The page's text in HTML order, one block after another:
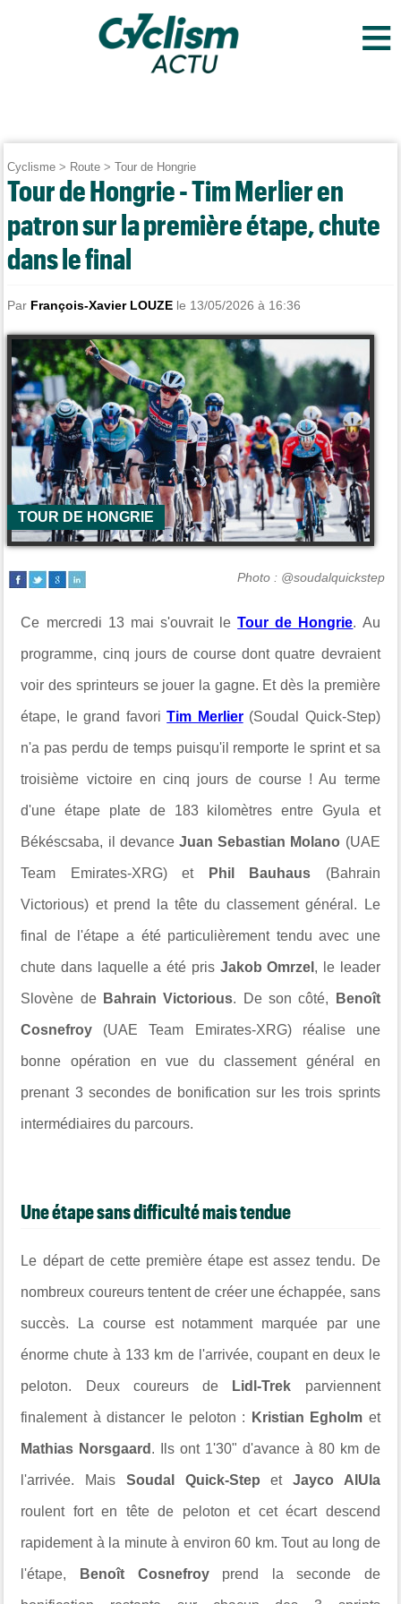
≡
Cyclisme > Route >Tour de Hongrie
Tour de Hongrie - Tim Merlier en
patron sur la première étape, chute
dans le final
Par François-Xavier LOUZE le 13/05/2026 à 16:36
TOUR DE HONGRIE
Photo : @soudalquickstep
Ce mercredi 13 mai s'ouvrait leTour de Hongrie. Au
programme, cinq jours de course dont quatre devraient
voir des sprinteurs se jouer la gagne. Et dès la première
étape, le grand favoriTim Merlier(Soudal Quick-Step)
n'a pas perdu de temps puisqu'il remporte le sprint et sa
troisième victoire en cinq jours de course ! Au terme
d'une étape plate de 183 kilomètres entre Gyula et
Békéscsaba, il devance Juan Sebastian Molano (UAE
Team Emirates-XRG) et Phil Bauhaus (Bahrain
Victorious) et prend la tête du classement général. Le
final de l'étape a été particulièrement tendu avec une
chute dans laquelle a été pris Jakob Omrzel , le leader
Slovène de Bahrain Victorious. De son côté, Benoît
Cosnefroy (UAE Team Emirates-XRG) réalise une
bonne opération en vue du classement général en
prenant 3 secondes de bonification sur les trois sprints
intermédiaires du parcours.
Une étape sans difficulté mais tendue
Le départ de cette première étape est assez tendu. De
nombreux coureurs tentent de créer une échappée, sans
succès. La course est notamment marquée par une
énorme chute à 133 km de l'arrivée, coupant en deux le
peloton. Deux coureurs de Lidl-Trek parviennent
finalement à distancer le peloton : Kristian Egholm et
Mathias Norsgaard . Ils ont 1'30" d'avance à 80 km de
l'arrivée. Mais Soudal Quick-Step et Jayco AlUla
roulent fort en tête de peloton et cet écart descend
rapidement à la minute à environ 60 km. Tout au long de
l'étape, Benoît Cosnefroyprend la seconde de